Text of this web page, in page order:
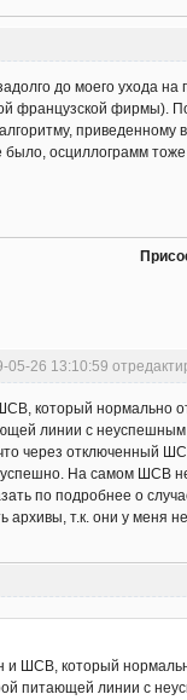
до моего ухода на
французской фирмы).
приведенному
осциллограмм тоже
05-26 13:10:59
который нормально
линии с
через отключенный
На самом ШСВ нет
по подробнее о
архивы, т.к. они у меня
ШСВ, который
питающей линии с